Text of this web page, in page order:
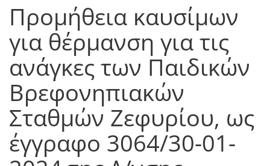
Προμήθεια καυσίμων
για θέρμανση για τις
ανάγκες των Παιδικών
Βρεφονηπιακών
Σταθμών Ζεφυρίου, ως
έγγραφο 3064/30-01-